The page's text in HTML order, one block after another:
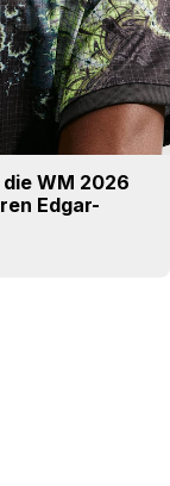
WM 2026
Edgar-